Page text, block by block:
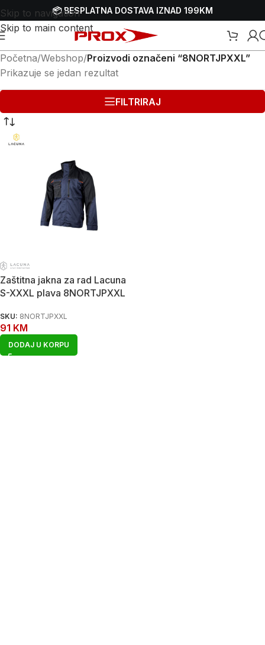
Skip to navigation
Skip to main content
📦 BESPLATNA DOSTAVA IZNAD 199KM
Početna/Webshop/Proizvodi označeni “8NORTJPXXL”
Prikazuje se jedan rezultat
FILTRIRAJ
Zaštitna jakna za rad Lacuna
S-XXXL plava 8NORTJPXXL
SKU: 8NORTJPXXL
91 KM
DODAJ U KORPU